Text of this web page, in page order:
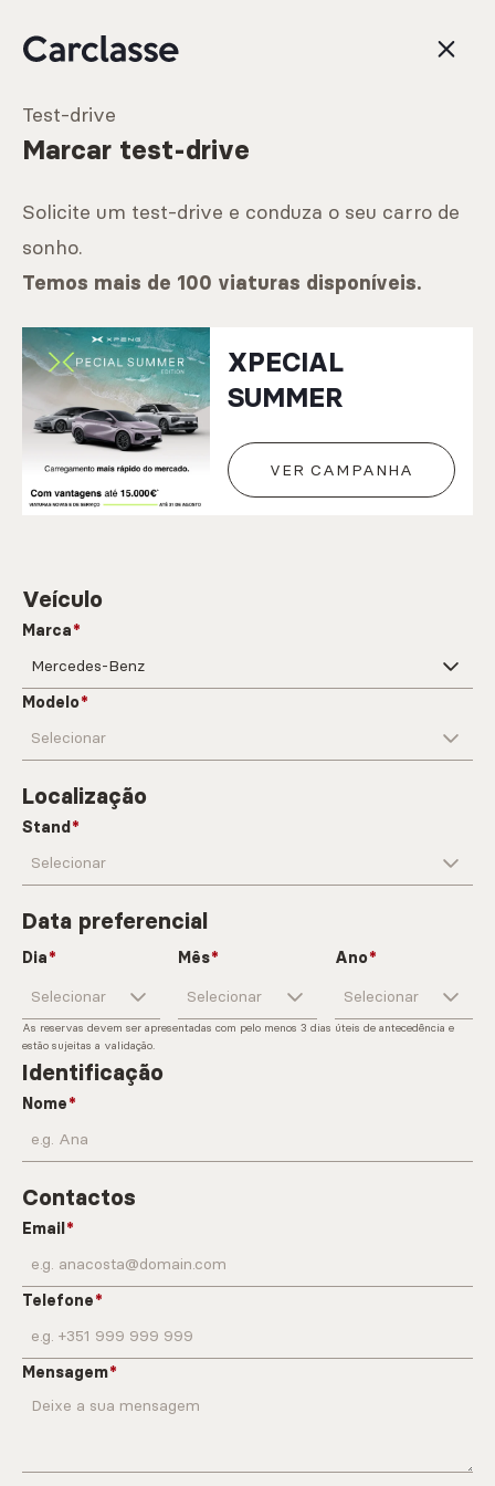
Test-drive
Marcar test-drive
Solicite um test-drive e conduza o seu carro de
sonho.
Temos mais de 100 viaturas disponíveis.
XPECIAL
SUMMER
VER CAMPANHA
Veículo
Marca
Modelo
Localização
Stand
Data preferencial
Dia Mês Ano
As reservas devem ser apresentadas com pelo menos 3 dias úteis de antecedência e
estão sujeitas a validação.
Identificação
Nome
Contactos
Email
Telefone
Mensagem